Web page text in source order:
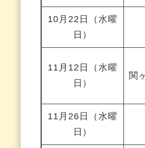
10月22日（水曜
日）
11月12日（水曜
日）
関
11月26日（水曜
日）